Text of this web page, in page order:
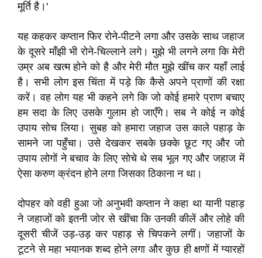
मूर्ति है।'
यह कहकर कप्तान फिर रोने-पीटने लगा और उसके साथ जहाज
के दूसरे माँझी भी रोने-चिल्लाने लगे। मुझे भी लगने लगा कि मेरी
उम्र अब खत्म होने को है और मेरी मौत मुझे खींच कर यहाँ लाई
है। सभी लोग इस चिंता में पड़े कि कैसे अपने प्राणों की रक्षा
करें। वह लोग यह भी कहने लगे कि जो कोई हमारे प्राण बचाए
हम सदा के लिए उसके गुलाम हो जाएँगे। सब ने कोई न कोई
उपाय सोच लिया। सुबह को हमारा जहाज उस काले पहाड़ के
सामने जा पहुँचा। उसे देखकर सबके छक्के छूट गए और जो
उपाय लोगों ने बचाव के लिए सोचे थे सब भूल गए और जहाज में
ऐसा करुण क्रंदन होने लगा जिसका ठिकाना न था।
दोपहर को वही हुआ जो अनुभवी कप्तान ने कहा था यानी पहाड़
ने जहाजों को इतनी जोर से खींचा कि उनकी कीलें और लोहे की
दूसरी चीजें उड़-उड़ कर पहाड़ से चिपकने लगीं। जहाजों के
टूटने से महा भयानक शब्द होने लगा और कुछ ही क्षणों में ग्यारहों